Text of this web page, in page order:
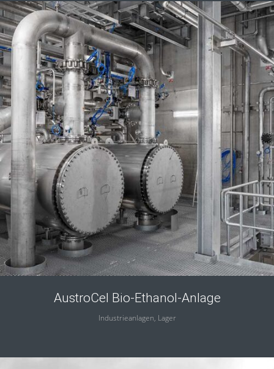
AustroCel Bio-Ethanol-Anlage
Industrieanlagen, Lager